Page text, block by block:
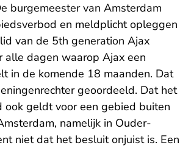
burgemeester van Amsterdam
en meldplicht opleggen
van de 5th generation Ajax
alle dagen waarop Ajax een
in de komende 18 maanden. Dat
geoordeeld. Dat het
ook geldt voor een gebied buiten
namelijk in Ouder-
niet dat het besluit onjuist is. Een